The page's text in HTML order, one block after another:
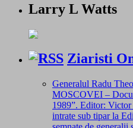
Larry L Watts
Ziaristi
Generalul Radu
MOSCOVEI –
1989”. Editor:
intrate sub tipar la